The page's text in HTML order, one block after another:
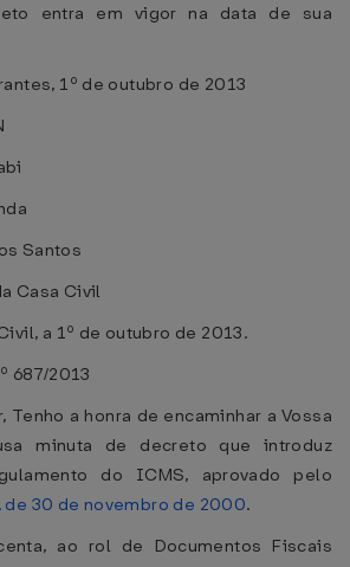
entra em vigor na data de sua
1º de outubro de 2013
Santos
Casa Civil
a 1º de outubro de 2013.
687/2013
Tenho a honra de encaminhar a Vossa
minuta de decreto que introduz
do ICMS, aprovado pelo
30 de novembro de 2000.
ao rol de Documentos Fiscais